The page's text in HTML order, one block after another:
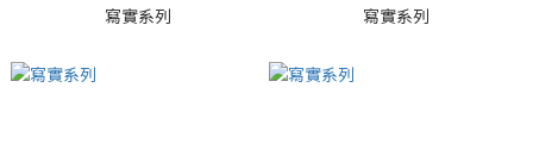
寫實系列 寫實系列